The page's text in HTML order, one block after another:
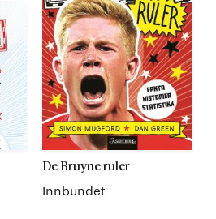
De Bruyne ruler
Innbundet